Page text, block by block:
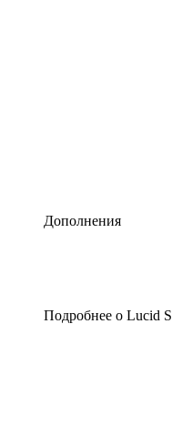
Дополнения
Подробнее о Lucid